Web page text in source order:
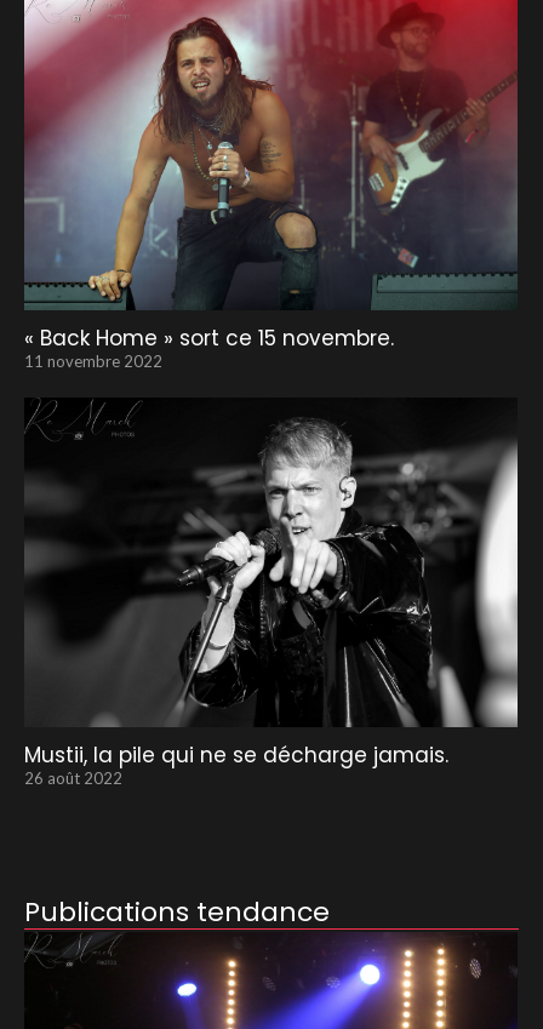
« Back Home » sort ce 15 novembre.
11 novembre 2022
Mustii, la pile qui ne se décharge jamais.
26 août 2022
Publications tendance